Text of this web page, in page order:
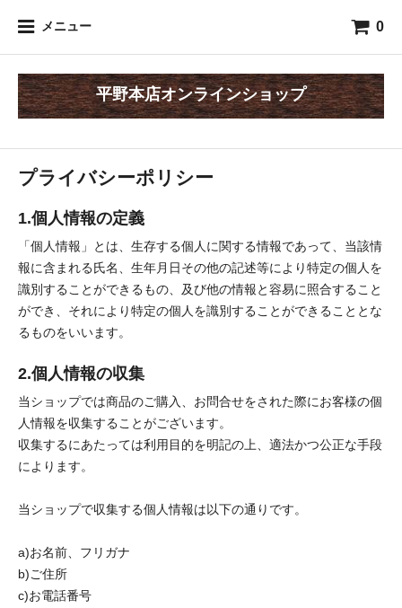
メニュー 0
平野本店オンラインショップ
プライバシーポリシー
1.個人情報の定義
「個人情報」とは、生存する個人に関する情報であって、当該情
報に含まれる氏名、生年月日その他の記述等により特定の個人を
識別することができるもの、及び他の情報と容易に照合すること
ができ、それにより特定の個人を識別することができることとな
るものをいいます。
2.個人情報の収集
当ショップでは商品のご購入、お問合せをされた際にお客様の個
人情報を収集することがございます。
収集するにあたっては利用目的を明記の上、適法かつ公正な手段
によります。
当ショップで収集する個人情報は以下の通りです。
a)お名前、フリガナ
b)ご住所
c)お電話番号